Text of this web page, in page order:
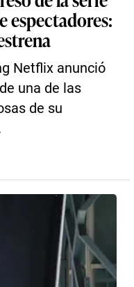
espectadores:
Netflix anunció
una de las
de su